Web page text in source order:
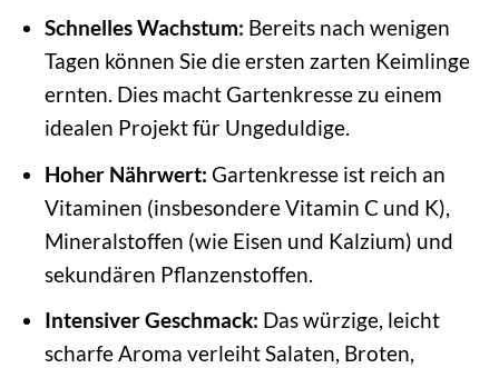
Schnelles Wachstum: Bereits nach wenigen
Tagen können Sie die ersten zarten Keimlinge
ernten. Dies macht Gartenkresse zu einem
idealen Projekt für Ungeduldige.
Hoher Nährwert: Gartenkresse ist reich an
Vitaminen (insbesondere Vitamin C und K),
Mineralstoffen (wie Eisen und Kalzium) und
sekundären Pflanzenstoffen.
Intensiver Geschmack: Das würzige, leicht
scharfe Aroma verleiht Salaten, Broten,